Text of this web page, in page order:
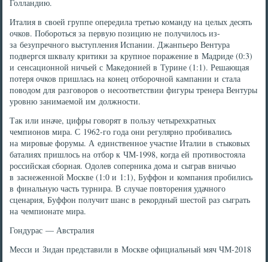
Голландию.
Италия в своей группе опередила третью команду на целых десять
очков. Побороться за первую позицию не получилось из-
за безупречного выступления Испании. Джанпьеро Вентура
подвергся шквалу критики за крупное поражение в Мадриде (0:3)
и сенсационной ничьей с Македонией в Турине (1:1). Решающая
потеря очков пришлась на конец отборочной кампании и стала
поводом для разговоров о несоответствии фигуры тренера Вентуры
уровню занимаемой им должности.
Так или иначе, цифры говорят в пользу четырехкратных
чемпионов мира. С 1962-го года они регулярно пробивались
на мировые форумы. А единственное участие Италии в стыковых
баталиях пришлось на отбор к ЧМ-1998, когда ей противостояла
российская сборная. Одолев соперника дома и сыграв вничью
в заснеженной Москве (1:0 и 1:1), Буффон и компания пробились
в финальную часть турнира. В случае повторения удачного
сценария, Буффон получит шанс в рекордный шестой раз сыграть
на чемпионате мира.
Гондурас — Австралия
Месси и Зидан представили в Москве официальный мяч ЧМ-2018